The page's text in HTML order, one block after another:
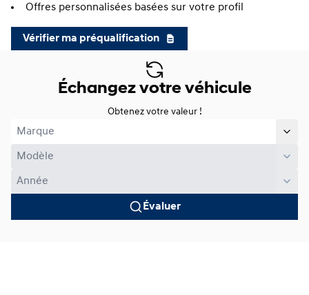
Offres personnalisées basées sur votre profil
Vérifier ma préqualification
Échangez votre véhicule
Obtenez votre valeur !
Évaluer